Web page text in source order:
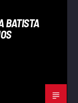
BATISTA